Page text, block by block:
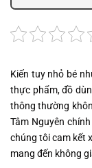
Kiến tuy nhỏ bé
thực phẩm, đồ
thông thường
Tâm Nguyên
chúng tôi cam kết
mang đến không